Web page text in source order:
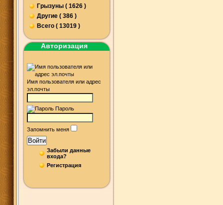
Грызуны ( 1626 )
Другие ( 386 )
Всего ( 13019 )
Авторизация
Имя пользователя или адрес
эл.почты
Пароль
Запомнить меня
Войти
Забыли данные
входа?
Регистрация